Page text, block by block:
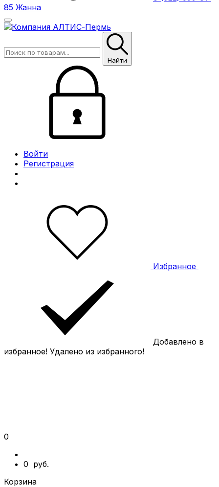
85 Жанна
Найти
Войти
Регистрация
Избранное
Добавлено в
избранное! Удалено из избранного!
0
0 руб.
Корзина